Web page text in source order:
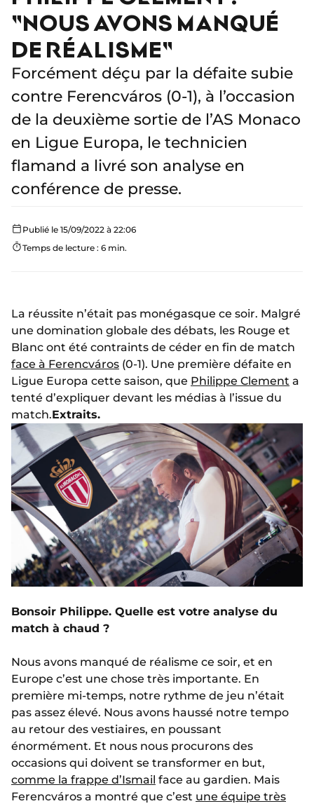
"NOUS AVONS MANQUÉ
DE RÉALISME"
Forcément déçu par la défaite subie
contre Ferencváros (0-1), à l’occasion
de la deuxième sortie de l’AS Monaco
en Ligue Europa, le technicien
flamand a livré son analyse en
conférence de presse.
Publié le 15/09/2022 à 22:06
Temps de lecture : 6 min.
La réussite n’était pas monégasque ce soir. Malgré
une domination globale des débats, les Rouge et
Blanc ont été contraints de céder en fin de match
face à Ferencváros (0-1). Une première défaite en
Ligue Europa cette saison, que Philippe Clement a
tenté d’expliquer devant les médias à l’issue du
match.Extraits.
Bonsoir Philippe. Quelle est votre analyse du
match à chaud ?
Nous avons manqué de réalisme ce soir, et en
Europe c’est une chose très importante. En
première mi-temps, notre rythme de jeu n’était
pas assez élevé. Nous avons haussé notre tempo
au retour des vestiaires, en poussant
énormément. Et nous nous procurons des
occasions qui doivent se transformer en but,
comme la frappe d’Ismail face au gardien. Mais
Ferencváros a montré que c’est une équipe très